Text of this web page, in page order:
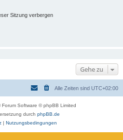
Sitzung verbergen
Gehe zu
Alle Zeiten sind UTC+02:00
Forum Software © phpBB Limited
durch phpBB.de
| Nutzungsbedingungen